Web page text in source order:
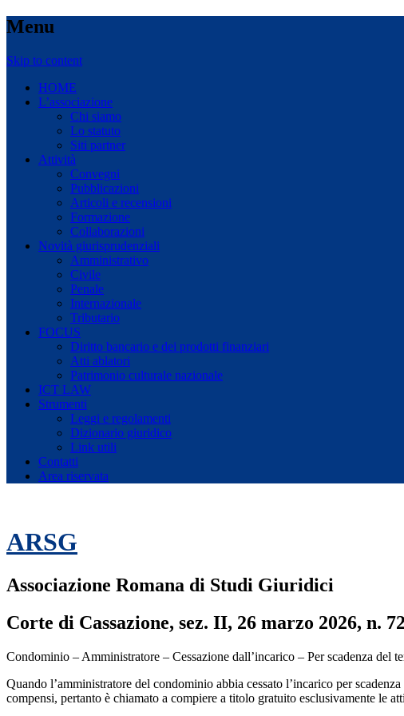
Menu
Skip to content
HOME
L’associazione
Chi siamo
Lo statuto
Siti partner
Attività
Convegni
Pubblicazioni
Articoli e recensioni
Formazione
Collaborazioni
Novità giurisprudenziali
Amministrativo
Civile
Penale
Internazionale
Tributario
FOCUS
Diritto bancario e dei prodotti finanziari
Atti ablatori
Patrimonio culturale nazionale
ICT LAW
Strumenti
Leggi e regolamenti
Dizionario giuridico
Link utili
Contatti
Area riservata
ARSG
Associazione Romana di Studi Giuridici
Corte di Cassazione, sez. II, 26 marzo 2026, n.
Condominio – Amministratore – Cessazione dall’incarico – Per scadenza
Quando l’amministratore del condominio abbia cessato l’incarico per
compensi, pertanto è chiamato a compiere a titolo gratuito esclusivamente le